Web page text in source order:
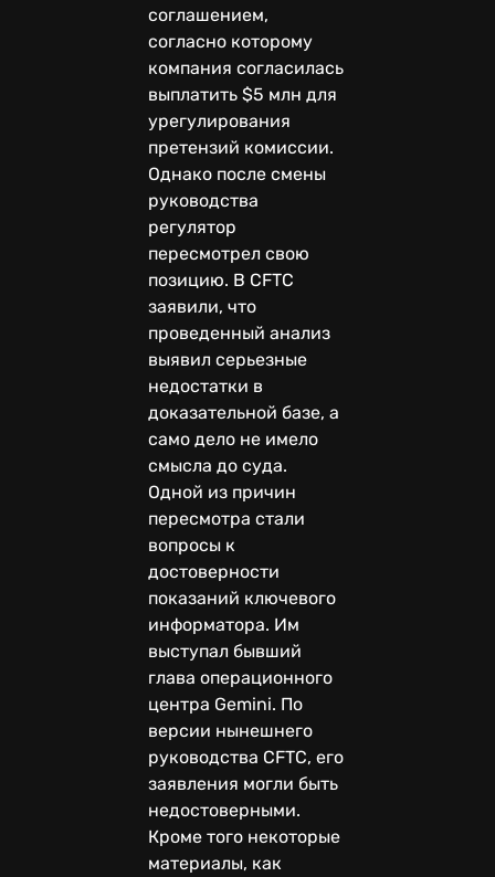
соглашением,
согласно которому
компания согласилась
выплатить $5 млн для
урегулирования
претензий комиссии.
Однако после смены
руководства
регулятор
пересмотрел свою
позицию. В CFTC
заявили, что
проведенный анализ
выявил серьезные
недостатки в
доказательной базе, а
само дело не имело
смысла до суда.
Одной из причин
пересмотра стали
вопросы к
достоверности
показаний ключевого
информатора. Им
выступал бывший
глава операционного
центра Gemini. По
версии нынешнего
руководства CFTC, его
заявления могли быть
недостоверными.
Кроме того некоторые
материалы, как